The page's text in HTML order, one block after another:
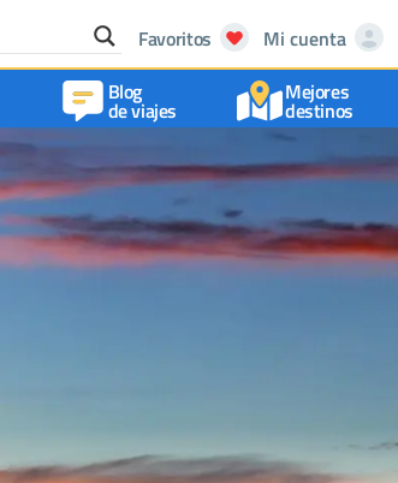
Favoritos
Mi cuenta
Blog
de viajes
Mejores
destinos